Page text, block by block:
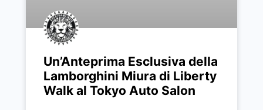
Un’Anteprima Esclusiva della
Lamborghini Miura di Liberty
Walk al Tokyo Auto Salon